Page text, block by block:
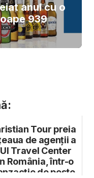
anul cu o
939
Tour preia
de agenții a
Travel Center
România, într-o
de peste